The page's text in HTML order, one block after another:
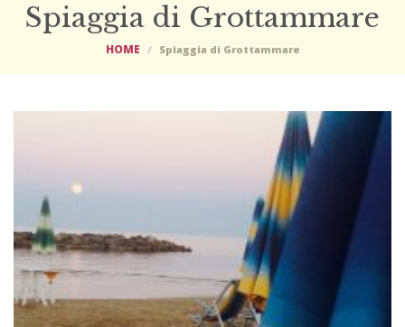
Spiaggia di Grottammare
HOME Spiaggia di Grottammare